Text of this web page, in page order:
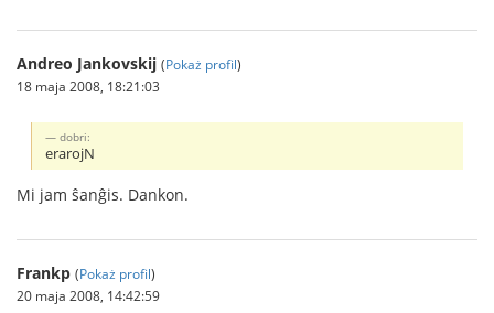
Andreo Jankovskij (Pokaż profil)
18 maja 2008, 18:21:03
dobri:
erarojN
Mi jam ŝanĝis. Dankon.
Frankp (Pokaż profil)
20 maja 2008, 14:42:59